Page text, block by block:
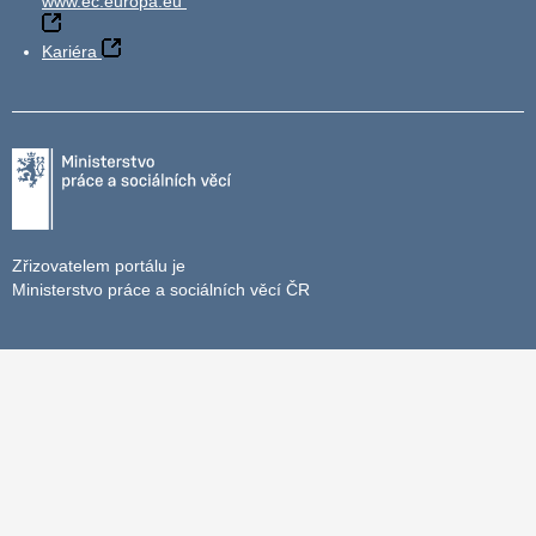
Kariéra
Zřizovatelem portálu je
Ministerstvo práce a sociálních věcí ČR